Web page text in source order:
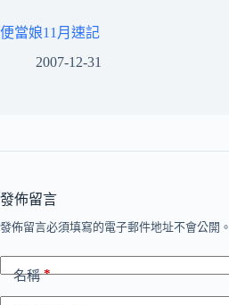
便當娘11月速記
2007-12-31
發佈留言
發佈留言必須填寫的電子郵件地址不會公開。
名稱*